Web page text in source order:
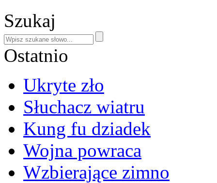
Szukaj
Ostatnio
Ukryte zło
Słuchacz wiatru
Kung fu dziadek
Wojna powraca
Wzbierające zimno